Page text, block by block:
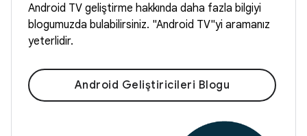
Android TV geliştirme hakkında daha fazla bilgiyi
blogumuzda bulabilirsiniz. "Android TV"yi aramanız
yeterlidir.
Android Geliştiricileri Blogu